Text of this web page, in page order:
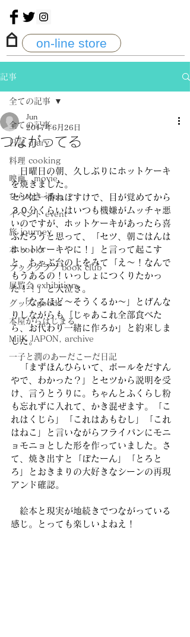
on-line store
記事
全ての記事
日記 diary
料理 cooking
映画 movie
ひらめき idea
イベント event
旅 journey
本 books
ブッククラブ book club
展覧会 exhibition
グッズ goods
本屋からはじまる
MilK JAPON, archive
一子と潤のあーだこーだ日記
全ての記事
つながってる
Jun
2017年6月26日
日曜日の朝、久しぶりにホットケーキ
を焼きました。
セツは一番ねぼすけで、目が覚めてから
３０分くらいはいつも機嫌がムッチャ悪
いのですが、ホットケーキがあったら喜
ぶだろうと思って、「セツ、朝ごはんは
ホットケーキやに！」と言って起こす
と、ちゃぶ台の上をみて「え〜！なんで
もうあるの！いっしょにつくりたかっ
た！！」と大泣き。
「なるほど〜そうくるか〜」とげんな
りしながらも「じゃあこれ全部食べた
ら、お代わり一緒に作ろか」と約束しま
した。
「まずほんひらいて、ボールをだすん
やで、わかった？」とセツから説明を受
け、言うとうりに。ちゃんとふくらし粉
も忘れずに入れて、かき混ぜます。「こ
れはくじら」「これはあもむし」「これ
はねこ」と言いながらフライパンにモニ
ョモニョとした形を作っていました。さ
て、焼き出すと「ぽたーん」「とろと
ろ」とおきまりの大好きなシーンの再現
アンド確認。
絵本と現実が地続きでつながっている
感じ。とっても楽しいよねえ！